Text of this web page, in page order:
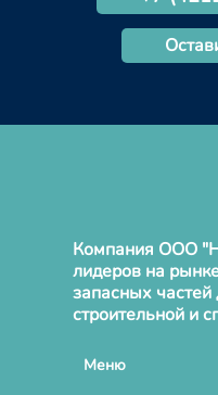
Компания ООО
лидеров на
запасных
строительной и
Меню